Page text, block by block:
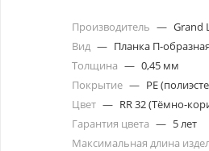
Производитель — Grand
Вид — Планка П-
Толщина — 0,45 мм
Покрытие — PE
Цвет — RR 32 (Тёмно-
Гарантия цвета — 5 лет
Максимальная длина